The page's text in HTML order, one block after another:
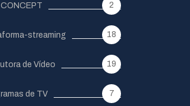
CONCEPT 2
streaming 18
de Vídeo 19
de TV 7